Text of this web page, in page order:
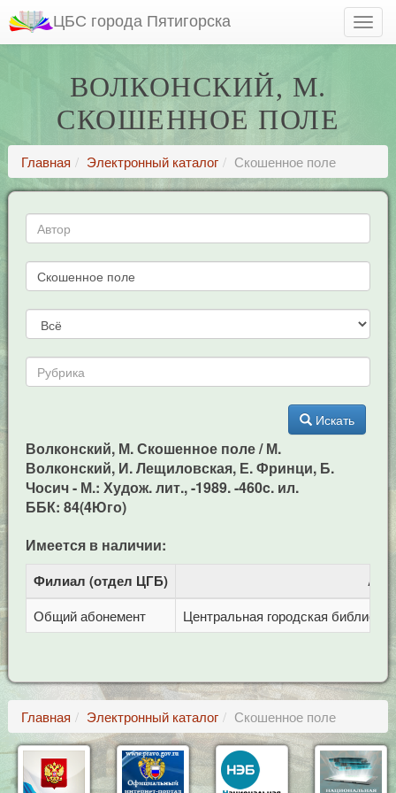
ЦБС города Пятигорска
ВОЛКОНСКИЙ, М.
СКОШЕННОЕ ПОЛЕ
Главная Электронный каталог Скошенное поле
Искать
Волконский, М. Скошенное поле / М.
Волконский, И. Лещиловская, Е. Фринци, Б.
Чосич - М.: Худож. лит., -1989. -460c. ил.
ББК: 84(4Юго)
Имеется в наличии:
Филиал (отдел ЦГБ)
Общий абонемент Центральная городская
Главная Электронный каталог Скошенное поле